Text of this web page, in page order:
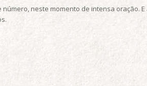
neste momento de intensa oração.